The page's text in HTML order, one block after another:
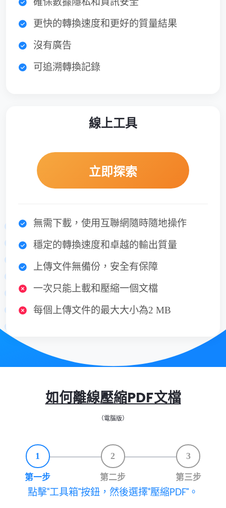
更快的轉換速度和更好的質量結果
沒有廣告
可追溯轉換記錄
線上工具
立即探索
無需下載，使用互聯網隨時隨地操作
穩定的轉換速度和卓越的輸出質量
上傳文件無備份，安全有保障
一次只能上載和壓縮一個文檔
每個上傳文件的最大大小為2 MB
如何離線壓縮PDF文檔
（電腦版）
1
第一步
2
第二步
3
第三步
點擊“工具箱”按鈕，然後選擇“壓縮PDF”。